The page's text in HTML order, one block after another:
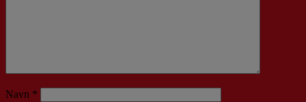
Navn *